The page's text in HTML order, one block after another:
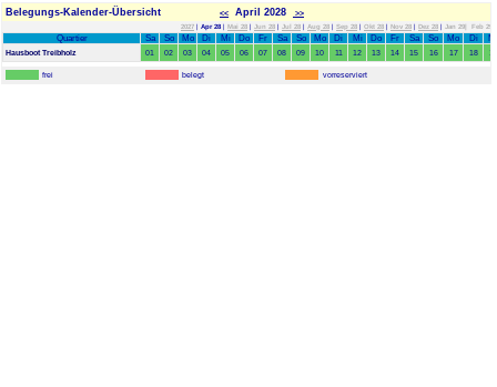
Belegungs-Kalender-Übersicht << April 2028 >>
2027 | Apr 28 | Mai 28 | Jun 28 | Jul 28 | Aug 28 | Sep 28 | Okt 28 | Nov 28 | Dez 28 | Jan 29| Feb 29|
Quartier Sa So Mo Di Mi Do Fr Sa So Mo Di Mi Do Fr Sa So Mo Di
Mi
Hausboot Treibholz
01 02 03 04 05 06 07 08 09 10 11 12 13 14 15 16 17 18 19
frei belegt vorreserviert